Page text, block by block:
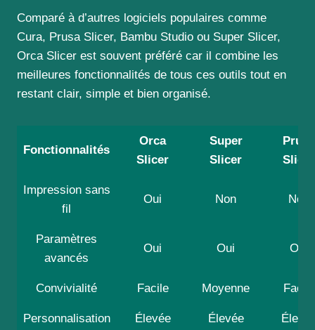
Comparé à d’autres logiciels populaires comme
Cura, Prusa Slicer, Bambu Studio ou Super Slicer,
Orca Slicer est souvent préféré car il combine les
meilleures fonctionnalités de tous ces outils tout en
restant clair, simple et bien organisé.
Fonctionnalités
Orca
Slicer
Super
Slicer
Prusa
Slicer
Impression sans
fil
Oui Non Non
Paramètres
avancés
Oui Oui Oui
Convivialité Facile Moyenne Facile
Personnalisation Élevée Élevée